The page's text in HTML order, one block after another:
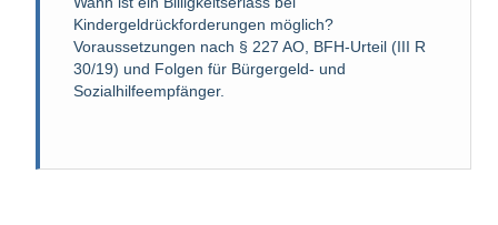
Kindergeldrückforderungen möglich?
Voraussetzungen nach § 227 AO, BFH-Urteil (III R
30/19) und Folgen für Bürgergeld- und
Sozialhilfeempfänger.